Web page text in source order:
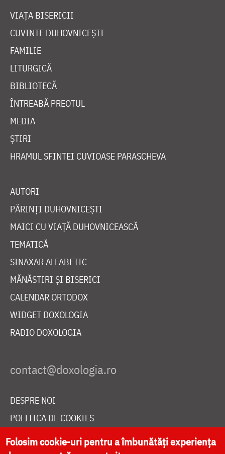
VIAȚA BISERICII
CUVINTE DUHOVNICEȘTI
FAMILIE
LITURGICĂ
BIBLIOTECĂ
ÎNTREABĂ PREOTUL
MEDIA
ȘTIRI
HRAMUL SFINTEI CUVIOASE PARASCHEVA
AUTORI
PĂRINȚI DUHOVNICEȘTI
MAICI CU VIAȚĂ DUHOVNICEASCĂ
TEMATICĂ
SINAXAR ALFABETIC
MĂNĂSTIRI ȘI BISERICI
CALENDAR ORTODOX
WIDGET DOXOLOGIA
RADIO DOXOLOGIA
DESPRE NOI
POLITICA DE COOKIES
DONEAZĂ ONLINE PENTRU CATEDRALA NAȚIONALĂ
Folosim cookie-uri pentru a îmbunătăți experiența